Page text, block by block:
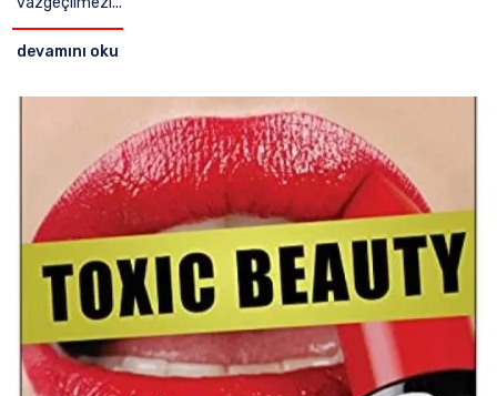
devamını oku